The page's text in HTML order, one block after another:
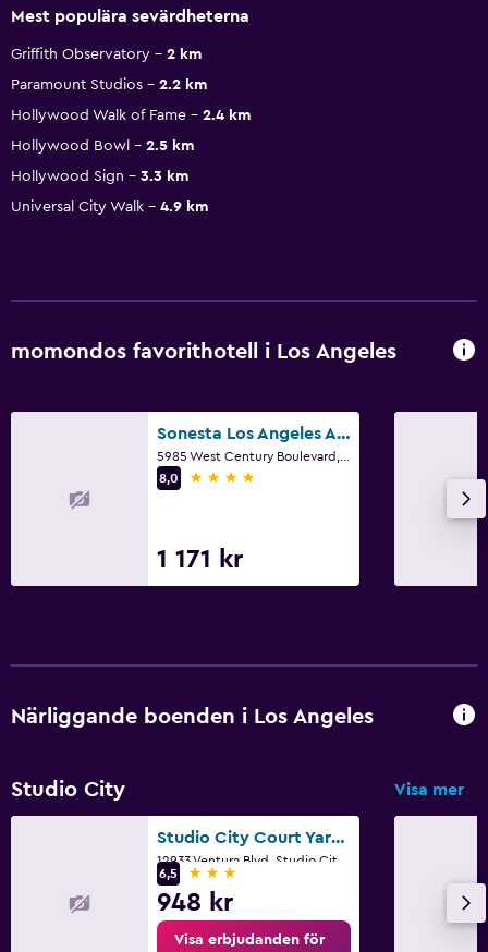
Mest populära sevärdheterna
Griffith Observatory
2 km
Paramount Studios
2.2 km
Hollywood Walk of Fame
2.4 km
Hollywood Bowl
2.5 km
Hollywood Sign
3.3 km
Universal City Walk
4.9 km
momondos favorithotell i Los Angeles
Sonesta Los Angeles Airport LAX
8,0
4 stjärnor
1 171 kr
Närliggande boenden i Los Angeles
Studio City Visa mer
Studio City Court Yard Hotel
6,5
3 stjärnor
948 kr
Visa erbjudanden för